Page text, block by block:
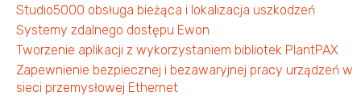
Studio5000 obsługa bieżąca i lokalizacja uszkodzeń
Systemy zdalnego dostępu Ewon
Tworzenie aplikacji z wykorzystaniem bibliotek PlantPAX
Zapewnienie bezpiecznej i bezawaryjnej pracy urządzeń w
sieci przemysłowej Ethernet